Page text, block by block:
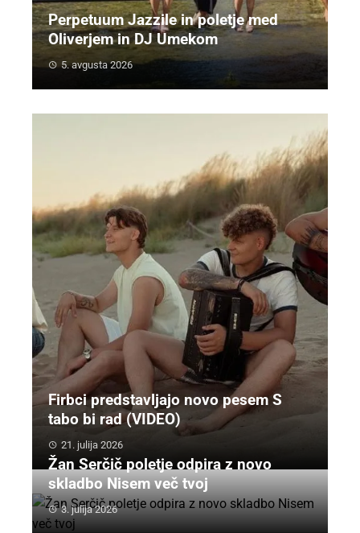
Perpetuum Jazzile in poletje med
Oliverjem in DJ Umekom
5. avgusta 2026
Firbci predstavljajo novo pesem S
tabo bi rad (VIDEO)
21. julija 2026
Žan Serčič poletje odpira z novo
skladbo Nisem več tvoj
3. julija 2026